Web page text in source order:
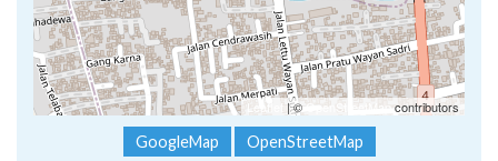
Leaflet | ©OpenStreetMap contributors
GoogleMap OpenStreetMap